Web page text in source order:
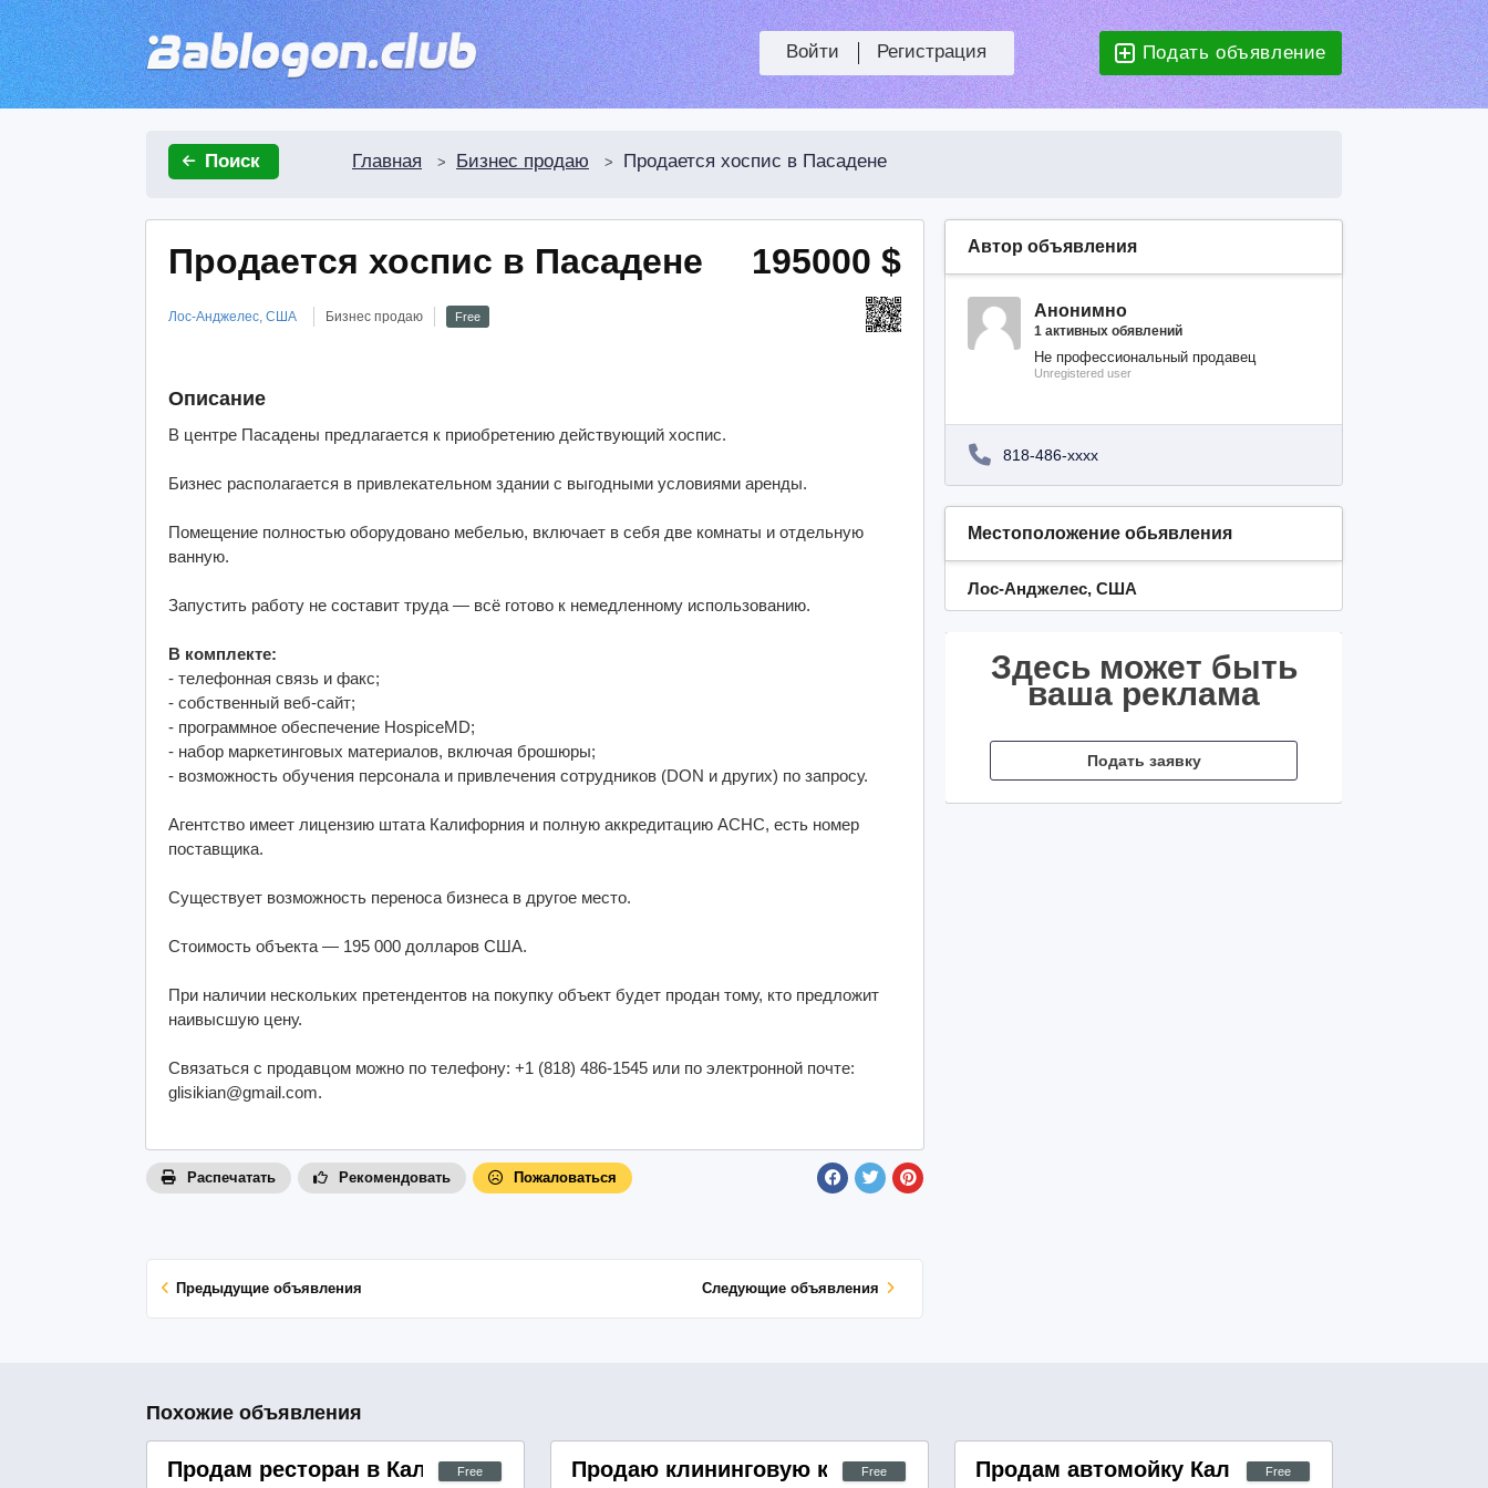
Подать объявление
Регистрация
Войти
Поиск Главная > Бизнес продаю > Продается хоспис в Пасадене
195000 $
Продается хоспис в Пасадене
Лос-Анджелес, США Бизнес продаю Free
Описание
В центре Пасадены предлагается к приобретению действующий хоспис.
Бизнес располагается в привлекательном здании с выгодными условиями аренды.
Помещение полностью оборудовано мебелью, включает в себя две комнаты и отдельную
ванную.
Запустить работу не составит труда — всё готово к немедленному использованию.
В комплекте:
- телефонная связь и факс;
- собственный веб-сайт;
- программное обеспечение HospiceMD;
- набор маркетинговых материалов, включая брошюры;
- возможность обучения персонала и привлечения сотрудников (DON и других) по запросу.
Агентство имеет лицензию штата Калифорния и полную аккредитацию ACHC, есть номер
поставщика.
Существует возможность переноса бизнеса в другое место.
Стоимость объекта — 195 000 долларов США.
При наличии нескольких претендентов на покупку объект будет продан тому, кто предложит
наивысшую цену.
Связаться с продавцом можно по телефону: +1 (818) 486-1545 или по электронной почте:
glisikian@gmail.com.
Распечатать Рекомендовать Пожаловаться
Предыдущие объявления Cледующие объявления
Автор объявления
Анонимно
1 активных обявлений
Не профессиональный продавец
Unregistered user
818-486-xxxx
Местоположение обьявления
Лос-Анджелес, США
Здесь может быть
ваша реклама
Подать заявку
Похожие объявления
Free
Продам ресторан в Калифорнии Free
Продаю клининговую компанию Free
Продам автомойку Калифорния